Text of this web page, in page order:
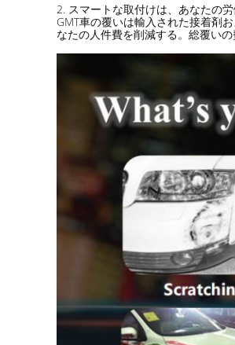
2. スマートな取付けは、あなたの
GMT車の覆いは輸入された接着剤
なたの人件費を削減する。総覆いの